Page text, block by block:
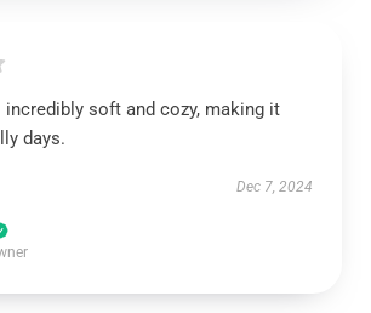
soft and cozy, making it
days.
Dec 7, 2024